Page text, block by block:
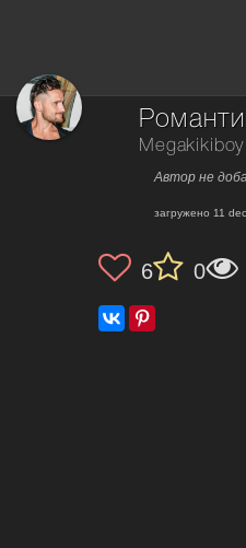
Megakikiboy
Автор не
загружено 11
6 0